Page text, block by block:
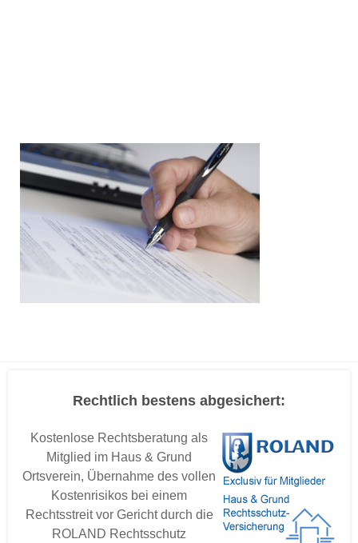
Rechtlich bestens abgesichert:
Kostenlose Rechtsberatung als
Mitglied im Haus & Grund
Ortsverein, Übernahme des vollen
Kostenrisikos bei einem
Rechtsstreit vor Gericht durch die
ROLAND Rechtsschutz